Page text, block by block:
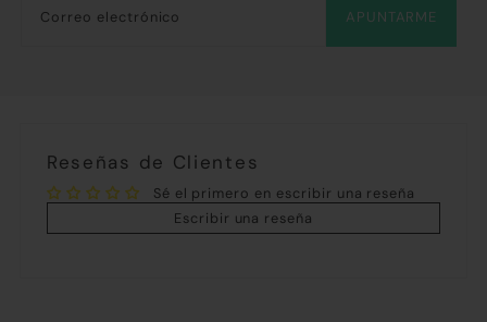
APUNTARME
Reseñas de Clientes
Sé el primero en escribir una reseña
Escribir una reseña